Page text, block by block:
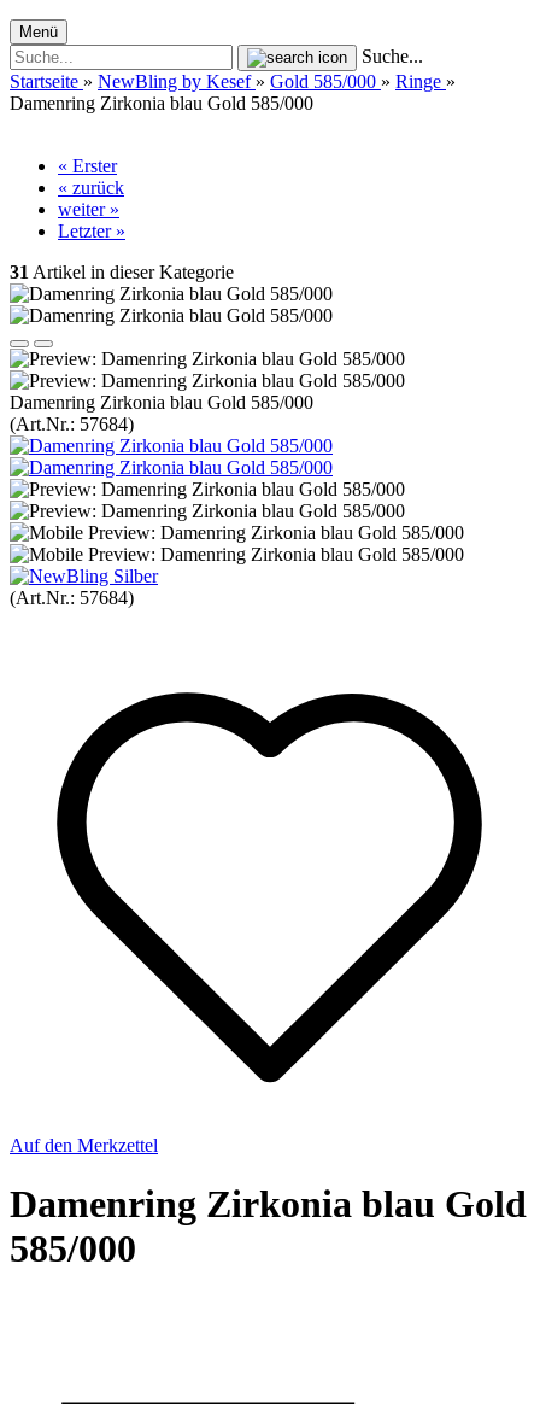
Menü
Suche...
Startseite » NewBling by Kesef » Gold 585/000 » Ringe »
Damenring Zirkonia blau Gold 585/000
« Erster
« zurück
weiter »
Letzter »
31 Artikel in dieser Kategorie
Damenring Zirkonia blau Gold 585/000
(Art.Nr.: 57684)
(Art.Nr.: 57684)
Auf den Merkzettel
Damenring Zirkonia blau Gold
585/000